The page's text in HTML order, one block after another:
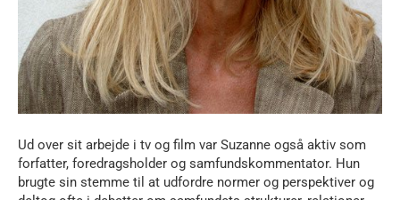
Ud over sit arbejde i tv og film var Suzanne også aktiv som
forfatter, foredragsholder og samfundskommentator. Hun
brugte sin stemme til at udfordre normer og perspektiver og